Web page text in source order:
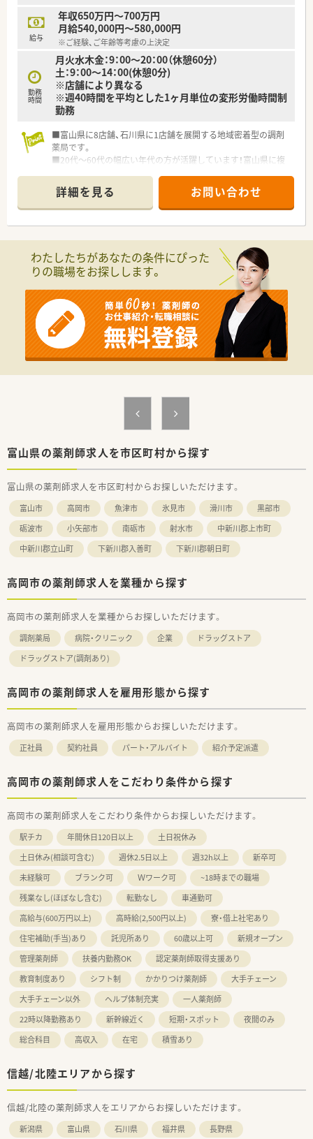
給与
年収650万円～700万円
月給540,000円～580,000円
※ご経験、ご年齢等考慮の上決定
勤務
時間
月火水木金：9：00～20：00（休憩60分）
土：9：00～14：00(休憩0分)
※店舗により異なる
※週40時間を平均とした1ヶ月単位の変形労働時間制
勤務
■富山県に8店舗、石川県に1店舗を展開する地域密着型の調剤
薬局です。
■20代～60代の幅広い年代の方が活躍しています！富山県に複
す
■門前のドクターとの関係も良好♪社長は卸出身で薬剤師様で
すので、お話しやすい雰囲気を作ってくださいます
詳細を見る お問い合わせ
わたしたちがあなたの条件にぴった
りの職場をお探しします。
富山県の薬剤師求人を市区町村から探す
富山県の薬剤師求人を市区町村からお探しいただけます。
富山市 高岡市 魚津市 氷見市 滑川市
黒部市
砺波市
小矢部市 南砺市 射水市
中新川郡上市町
中新川郡立山町
下新川郡入善町 下新川郡朝日町
高岡市の薬剤師求人を業種から探す
高岡市の薬剤師求人を業種からお探しいただけます。
調剤薬局 病院・クリニック 企業
ドラッグストア
ドラッグストア(調剤あり)
高岡市の薬剤師求人を雇用形態から探す
高岡市の薬剤師求人を雇用形態からお探しいただけます。
正社員 契約社員 パート・アルバイト 紹介予定派遣
高岡市の薬剤師求人をこだわり条件から探す
高岡市の薬剤師求人をこだわり条件からお探しいただけます。
駅チカ 年間休日120日以上
土日祝休み
土日休み(相談可含む)
週休2.5日以上 週32h以上
新卒可
未経験可
ブランク可 Ｗワーク可
~18時までの職場
残業なし(ほぼなし含む)
転勤なし
車通勤可
高給与(600万円以上)
高時給(2,500円以上)
寮・借上社宅あり
住宅補助(手当)あり
託児所あり 60歳以上可
新規オープン
管理薬剤師
扶養内勤務OK
認定薬剤師取得支援あり
教育制度あり
シフト制 かかりつけ薬剤師
大手チェーン
大手チェーン以外
ヘルプ体制充実
一人薬剤師
22時以降勤務あり
新幹線近く 短期・スポット
夜間のみ
総合科目
高収入 在宅 積雪あり
信越/北陸エリアから探す
信越/北陸の薬剤師求人をエリアからお探しいただけます。
新潟県 富山県 石川県 福井県 長野県